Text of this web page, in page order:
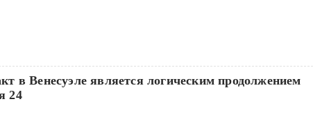
в Венесуэле является логическим продолжением
24